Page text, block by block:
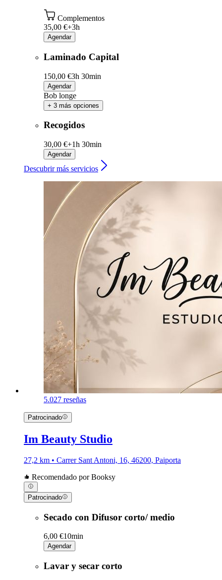
Complementos
35,00 €+3h
Agendar
Laminado Capital
150,00 €3h 30min
Agendar
Bob longe
+ 3 más opciones
Recogidos
30,00 €+1h 30min
Agendar
Descubrir más servicios
5.027 reseñas
Patrocinado
Im Beauty Studio
27,2 km • Carrer Sant Antoni, 16, 46200, Paiporta
Recomendado por Booksy
Patrocinado
Secado con Difusor corto/ medio
6,00 €10min
Agendar
Lavar y secar corto